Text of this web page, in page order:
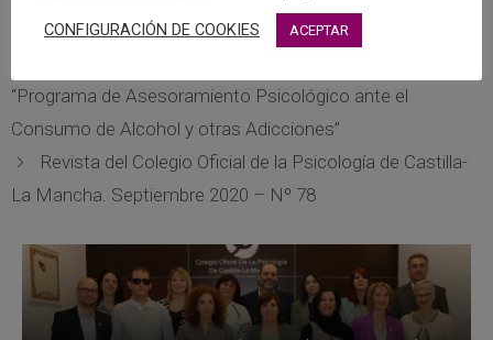
“Programa de Asesoramiento Psicológico ante el
Consumo de Alcohol y otras Adicciones”
Revista del Colegio Oficial de la Psicología de Castilla-
La Mancha. Septiembre 2020 – Nº 78
CONFIGURACIÓN DE COOKIES ACEPTAR